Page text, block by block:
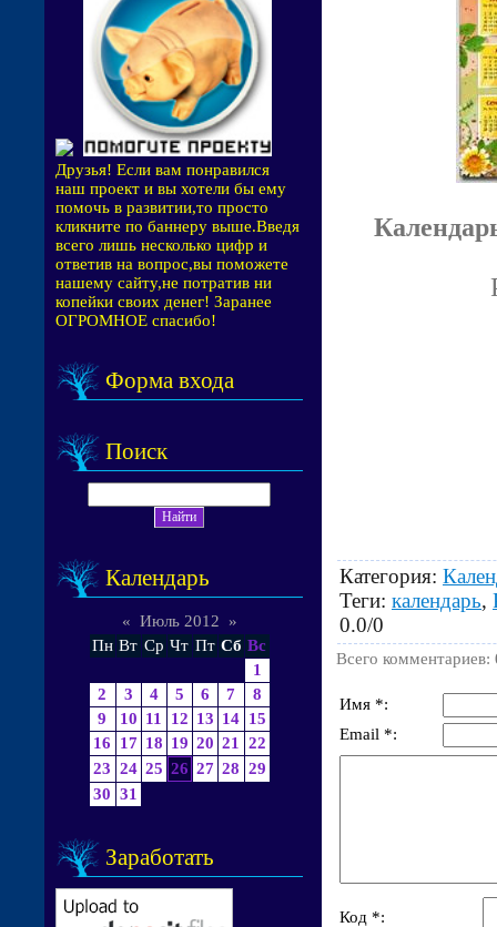
Друзья! Если вам понравился
наш проект и вы хотели бы ему
помочь в развитии,то просто
кликните по баннеру выше.Введя
всего лишь несколько цифр и
ответив на вопрос,вы поможете
нашему сайту,не потратив ни
копейки своих денег! Заранее
ОГРОМНОЕ спасибо!
Форма входа
Поиск
Календарь
« Июль 2012
»
Пн Вт Ср Чт Пт Сб Вс
1
2
3 4 5 6 7
8
9
10 11 12 13 14 15
16
17 18 19 20 21
22
23 24 25 26 27 28 29
30 31
Заработать
Категория:
Теги: календарь,
0.0/0
Всего комментариев:
Имя *:
Email *:
Код *: